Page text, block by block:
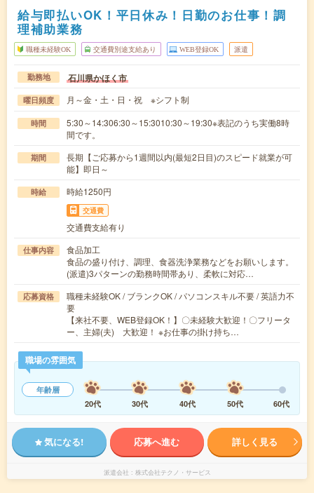
給与即払いOK！平日休み！日勤のお仕事！調
理補助業務
職種未経験OK 交通費別途支給あり WEB登録OK 派遣
勤務地 石川県かほく市
曜日頻度 月～金・土・日・祝 ※シフト制
時間
5:30～14:306:30～15:3010:30～19:30※表記のうち実働8時
間です。
期間
長期【ご応募から1週間以内(最短2日目)のスピード就業が可
能】即日～
時給 時給1250円
交通費
交通費支給有り
仕事内容
食品加工
食品の盛り付け、調理、食器洗浄業務などをお願いします。
(派遣)3パターンの勤務時間帯あり、柔軟に対応…
応募資格
職種未経験OK / ブランクOK / パソコンスキル不要 / 英語力不
要
【来社不要、WEB登録OK！】〇未経験大歓迎！〇フリータ
ー、主婦(夫) 大歓迎！ ※お仕事の掛け持ち…
職場の雰囲気
年齢層
20代
30代 40代 50代 60代
気になる! 応募へ進む 詳しく見る
派遣会社 株式会社テクノ・サービス